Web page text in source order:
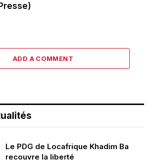
ADD A COMMENT
Le PDG de Locafrique Khadim Ba
recouvre la liberté